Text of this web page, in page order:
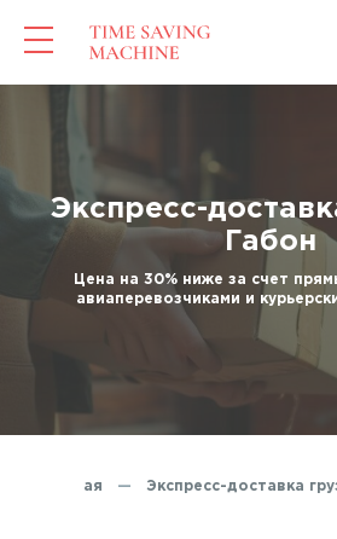
Экспресс-
Габон
Цена на 30% ниже за счет
авиаперевозчиками и
Главная — Экспресс-доставка